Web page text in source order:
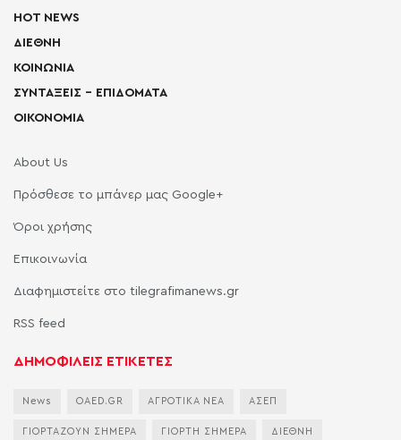
HOT NEWS
ΔΙΕΘΝΗ
ΚΟΙΝΩΝΙΑ
ΣΥΝΤΑΞΕΙΣ – ΕΠΙΔΟΜΑΤΑ
ΟΙΚΟΝΟΜΙΑ
About Us
Πρόσθεσε το μπάνερ μας Google+
Όροι χρήσης
Επικοινωνία
Διαφημιστείτε στο tilegrafimanews.gr
RSS feed
ΔΗΜΟΦΙΛΕΙΣ ΕΤΙΚΕΤΕΣ
News OAED.GR ΑΓΡΟΤΙΚΑ ΝΕΑ ΑΣΕΠ
ΓΙΟΡΤΑΖΟΥΝ ΣΗΜΕΡΑ ΓΙΟΡΤΗ ΣΗΜΕΡΑ ΔΙΕΘΝΗ